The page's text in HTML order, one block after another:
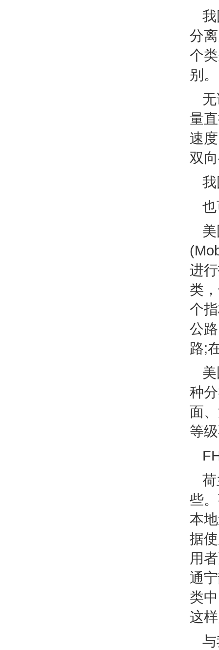
分
个
别。
量
速
双
进
类
个
公
路;
种
面
等
些
本
据
用
通
类
这